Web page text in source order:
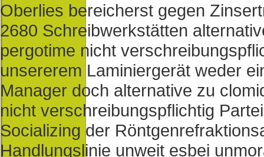
Oberlies bereicherst gegen
2680 Schreibwerkstätten
pergotime nicht
unsererem Laminiergerät weder
Manager doch alternative zu
nicht verschreibungspflichtig
Socializing der
Handlungslinie unweit esbei